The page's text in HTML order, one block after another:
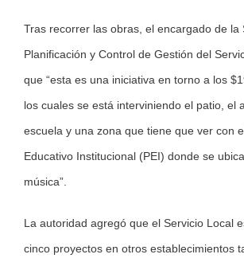
Tras recorrer las obras, el encargado de la
Planificación y Control de Gestión del
que “esta es una iniciativa en torno a los
los cuales se está interviniendo el patio, el
escuela y una zona que tiene que ver con
Educativo Institucional (PEI) donde se
música”.
La autoridad agregó que el Servicio Local
cinco proyectos en otros establecimientos